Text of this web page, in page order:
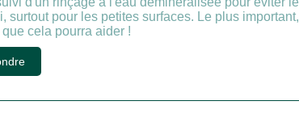
surtout pour les petites surfaces. Le plus
cela pourra aider !